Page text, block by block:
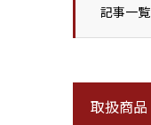
記事一覧
取扱商品